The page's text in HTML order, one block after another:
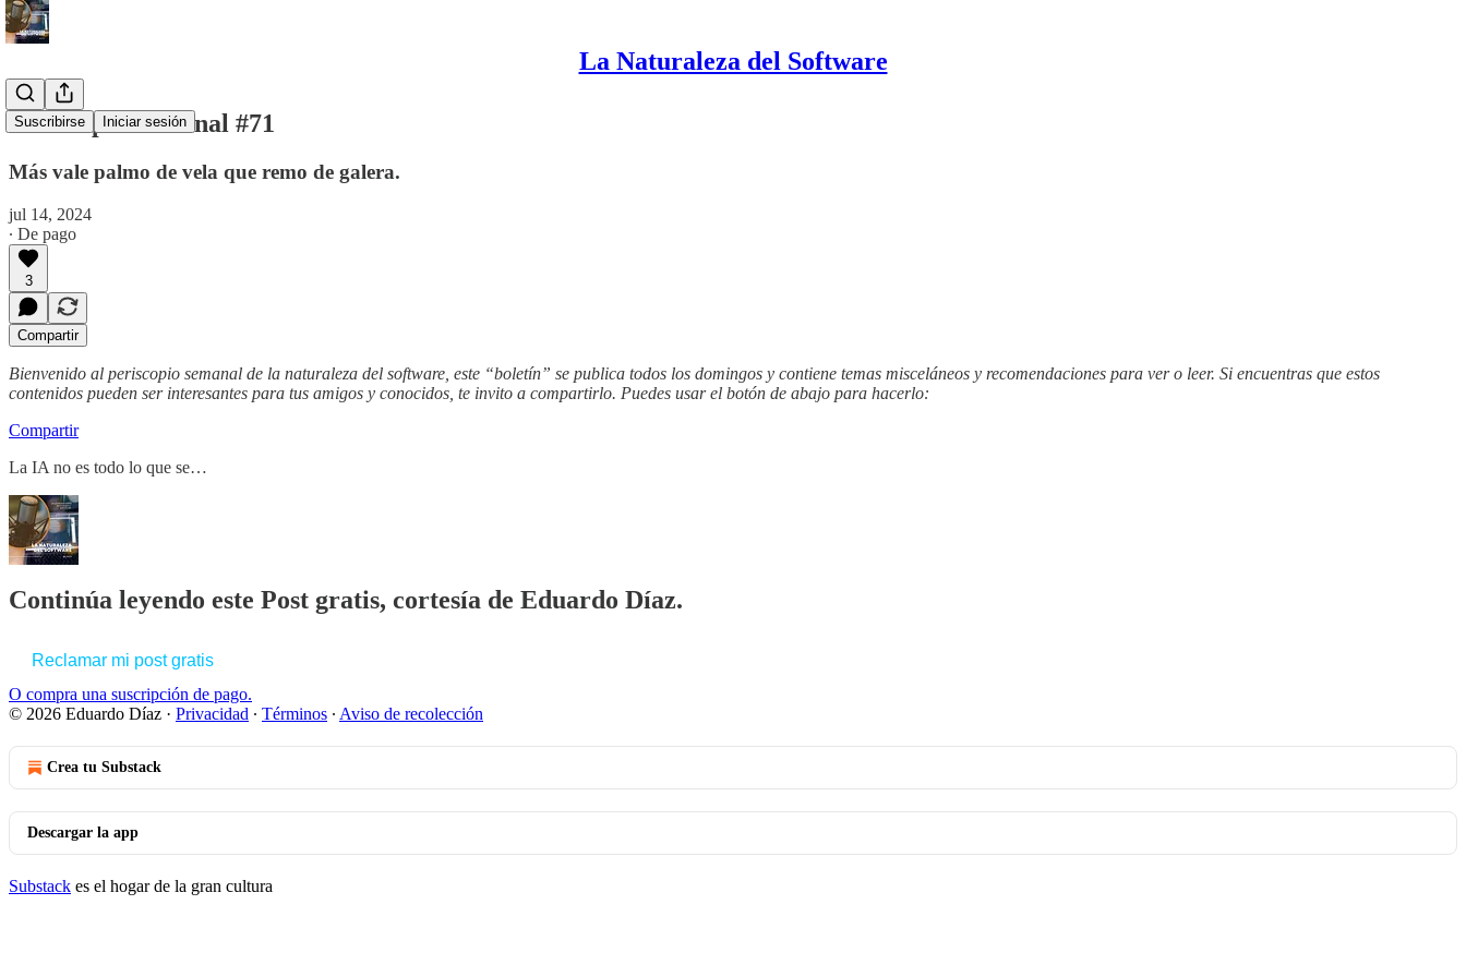
La Naturaleza del Software
Suscribirse Iniciar sesión
Periscopio Semanal #71
Más vale palmo de vela que remo de galera.
jul 14, 2024
∙ De pago
3
Compartir
Bienvenido al periscopio semanal de la naturaleza del software, este “boletín” se publica todos los domingos y contiene temas misceláneos y recomendaciones para ver o leer. Si encuentras que estos
contenidos pueden ser interesantes para tus amigos y conocidos, te invito a compartirlo. Puedes usar el botón de abajo para hacerlo:
Compartir
La IA no es todo lo que se…
Continúa leyendo este Post gratis, cortesía de Eduardo Díaz.
Reclamar mi post gratis
O compra una suscripción de pago.
© 2026 Eduardo Díaz · Privacidad ∙ Términos ∙ Aviso de recolección
Crea tu Substack
Descargar la app
Substack es el hogar de la gran cultura